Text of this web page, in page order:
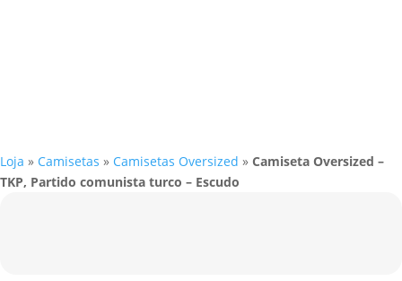
Loja » Camisetas » Camisetas Oversized » Camiseta Oversized –
TKP, Partido comunista turco – Escudo